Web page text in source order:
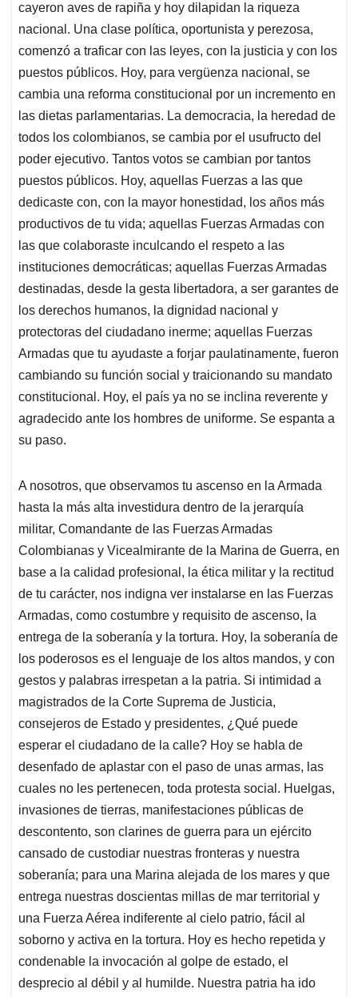
cayeron aves de rapiña y hoy dilapidan la riqueza
nacional. Una clase política, oportunista y perezosa,
comenzó a traficar con las leyes, con la justicia y con los
puestos públicos. Hoy, para vergüenza nacional, se
cambia una reforma constitucional por un incremento en
las dietas parlamentarias. La democracia, la heredad de
todos los colombianos, se cambia por el usufructo del
poder ejecutivo. Tantos votos se cambian por tantos
puestos públicos. Hoy, aquellas Fuerzas a las que
dedicaste con, con la mayor honestidad, los años más
productivos de tu vida; aquellas Fuerzas Armadas con
las que colaboraste inculcando el respeto a las
instituciones democráticas; aquellas Fuerzas Armadas
destinadas, desde la gesta libertadora, a ser garantes de
los derechos humanos, la dignidad nacional y
protectoras del ciudadano inerme; aquellas Fuerzas
Armadas que tu ayudaste a forjar paulatinamente, fueron
cambiando su función social y traicionando su mandato
constitucional. Hoy, el país ya no se inclina reverente y
agradecido ante los hombres de uniforme. Se espanta a
su paso.
A nosotros, que observamos tu ascenso en la Armada
hasta la más alta investidura dentro de la jerarquía
militar, Comandante de las Fuerzas Armadas
Colombianas y Vicealmirante de la Marina de Guerra, en
base a la calidad profesional, la ética militar y la rectitud
de tu carácter, nos indigna ver instalarse en las Fuerzas
Armadas, como costumbre y requisito de ascenso, la
entrega de la soberanía y la tortura. Hoy, la soberanía de
los poderosos es el lenguaje de los altos mandos, y con
gestos y palabras irrespetan a la patria. Si intimidad a
magistrados de la Corte Suprema de Justicia,
consejeros de Estado y presidentes, ¿Qué puede
esperar el ciudadano de la calle? Hoy se habla de
desenfado de aplastar con el paso de unas armas, las
cuales no les pertenecen, toda protesta social. Huelgas,
invasiones de tierras, manifestaciones públicas de
descontento, son clarines de guerra para un ejército
cansado de custodiar nuestras fronteras y nuestra
soberanía; para una Marina alejada de los mares y que
entrega nuestras doscientas millas de mar territorial y
una Fuerza Aérea indiferente al cielo patrio, fácil al
soborno y activa en la tortura. Hoy es hecho repetida y
condenable la invocación al golpe de estado, el
desprecio al débil y al humilde. Nuestra patria ha ido